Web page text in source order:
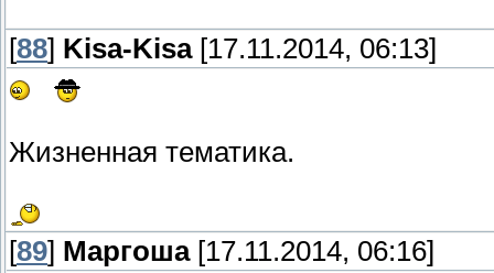
[88] Kisa-Kisa[17.11.2014, 06:13]
Жизненная тематика.
[89] Маргоша[17.11.2014, 06:16]